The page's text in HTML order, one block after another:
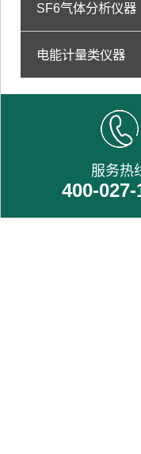
SF6气体分析仪器
电能计量类仪器
服务热
400-027-